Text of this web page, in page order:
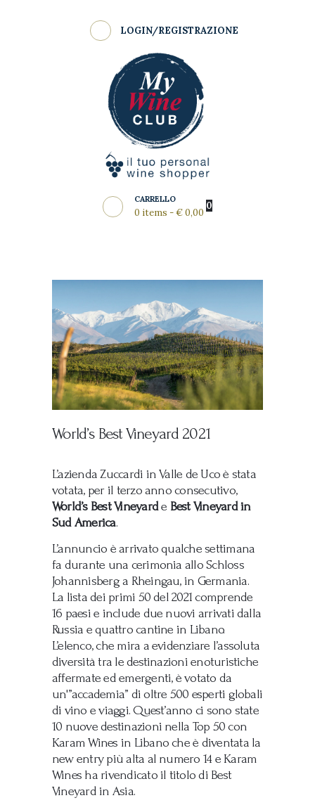
LOGIN/REGISTRAZIONE
CARRELLO
0 items -€ 0,00
0
MY WINE CLUB
Come Funziona
World’s Best Vineyard 2021
L’azienda Zuccardi in Valle de Uco è stata
votata, per il terzo anno consecutivo,
World’s Best Vineyarde Best Vineyard in
Sud America.
L’annuncio è arrivato qualche settimana
fa durante una cerimonia allo Schloss
Johannisberg a Rheingau, in Germania.
La lista dei primi 50 del 2021 comprende
16 paesi e include due nuovi arrivati ​​dalla
Russia e quattro cantine in Libano.
L’elenco, che mira a evidenziare l’assoluta
diversità tra le destinazioni enoturistiche
affermate ed emergenti, è votato da
un'”accademia” di oltre 500 esperti globali
di vino e viaggi. Quest’anno ci sono state
10 nuove destinazioni nella Top 50 con
Karam Wines in Libano che è diventata la
new entry più alta al numero 14 e Karam
Wines ha rivendicato il titolo di Best
Vineyard in Asia.